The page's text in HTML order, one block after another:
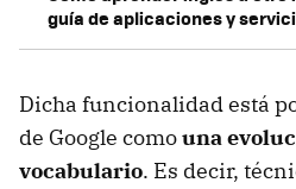
guía de aplicaciones y
Dicha funcionalidad está
de Google comouna
vocabulario. Es decir,